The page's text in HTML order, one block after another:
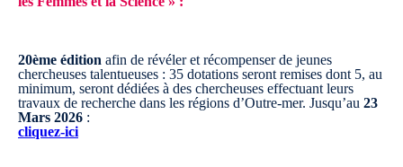
20ème édition afin de révéler et récompenser de jeunes
chercheuses talentueuses : 35 dotations seront remises dont 5, au
minimum, seront dédiées à des chercheuses effectuant leurs
travaux de recherche dans les régions d’Outre-mer. Jusqu’au 23
Mars 2026 :
cliquez-ici